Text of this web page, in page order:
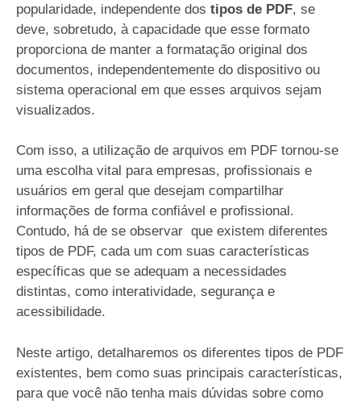
popularidade, independente dos tipos de PDF, se
deve, sobretudo, à capacidade que esse formato
proporciona de manter a formatação original dos
documentos, independentemente do dispositivo ou
sistema operacional em que esses arquivos sejam
visualizados.
Com isso, a utilização de arquivos em PDF tornou-se
uma escolha vital para empresas, profissionais e
usuários em geral que desejam compartilhar
informações de forma confiável e profissional.
Contudo, há de se observar que existem diferentes
tipos de PDF, cada um com suas características
específicas que se adequam a necessidades
distintas, como interatividade, segurança e
acessibilidade.
Neste artigo, detalharemos os diferentes tipos de PDF
existentes, bem como suas principais características,
para que você não tenha mais dúvidas sobre como